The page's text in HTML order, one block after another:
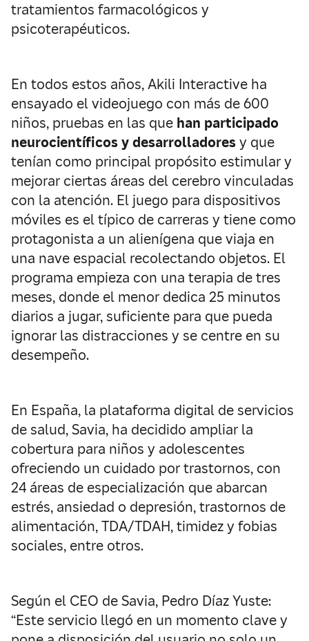
tratamientos farmacológicos y
psicoterapéuticos.
En todos estos años, Akili Interactive ha
ensayado el videojuego con más de 600
niños, pruebas en las que han participado
neurocientíficos y desarrolladoresy que
tenían como principal propósito estimular y
mejorar ciertas áreas del cerebro vinculadas
con la atención. El juego para dispositivos
móviles es el típico de carreras y tiene como
protagonista a un alienígena que viaja en
una nave espacial recolectando objetos. El
programa empieza con una terapia de tres
meses, donde el menor dedica 25 minutos
diarios a jugar, suficiente para que pueda
ignorar las distracciones y se centre en su
desempeño.
En España, la plataforma digital de servicios
de salud, Savia, ha decidido ampliar la
cobertura para niños y adolescentes
ofreciendo un cuidado por trastornos, con
24 áreas de especialización que abarcan
estrés, ansiedad o depresión, trastornos de
alimentación, TDA/TDAH, timidez y fobias
sociales, entre otros.
Según el CEO de Savia, Pedro Díaz Yuste:
“Este servicio llegó en un momento clave y